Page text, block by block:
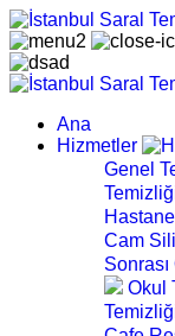
Ana
Hizmetler
Genel
Cam
Okul